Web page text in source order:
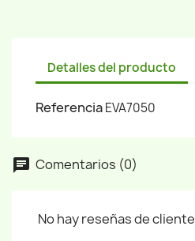
Detalles del producto
ReferenciaEVA7050
Comentarios (0)
No hay reseñas de